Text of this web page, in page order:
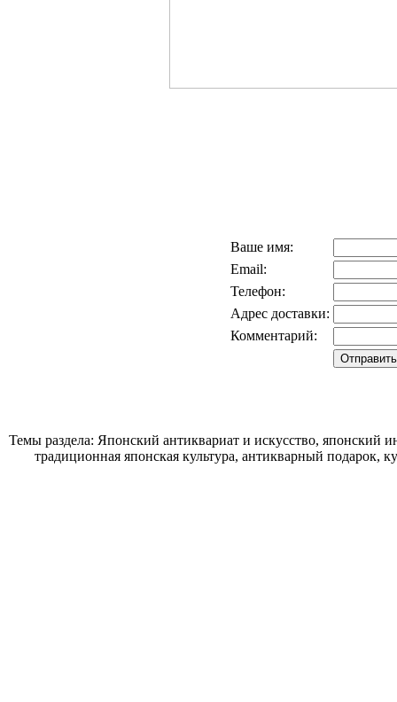
Ваше имя:
Email:
Телефон:
Адрес доставки:
Комментарий:
Темы раздела: Японский антиквариат и искусство, японский
традиционная японская культура, антикварный подарок,